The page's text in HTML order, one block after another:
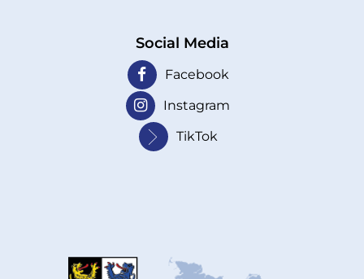
Social Media
Facebook
Instagram
TikTok